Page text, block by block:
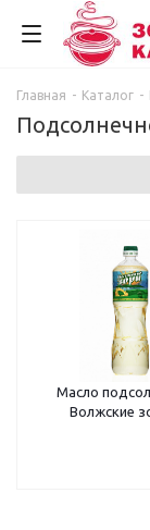
Главная - Каталог -
Масло
Волжские